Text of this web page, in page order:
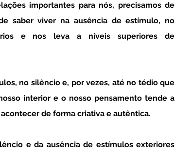
importantes para nós, precisamos de
saber viver na ausência de estímulo, no
e nos leva a níveis superiores de
interior e o nosso pensamento tende a
de forma criativa e autêntica.